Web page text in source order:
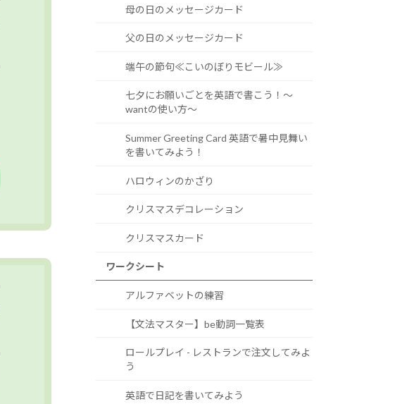
母の日のメッセージカード
父の日のメッセージカード
端午の節句≪こいのぼりモビール≫
七夕にお願いごとを英語で書こう！～
wantの使い方～
Summer Greeting Card 英語で暑中見舞い
を書いてみよう！
ハロウィンのかざり
クリスマスデコレーション
クリスマスカード
ワークシート
アルファベットの練習
【文法マスター】be動詞一覧表
ロールプレイ - レストランで注文してみよ
う
英語で日記を書いてみよう